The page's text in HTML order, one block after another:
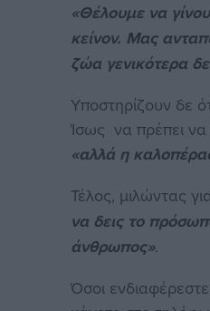
«Θέλουμε να
κείνον. Μας
ζώα γενικότερα
Υποστηρίζουν δε
Ίσως να πρέπει
«αλλά η
Τέλος, μιλώντας
να δεις το
άνθρωπος».
Όσοι